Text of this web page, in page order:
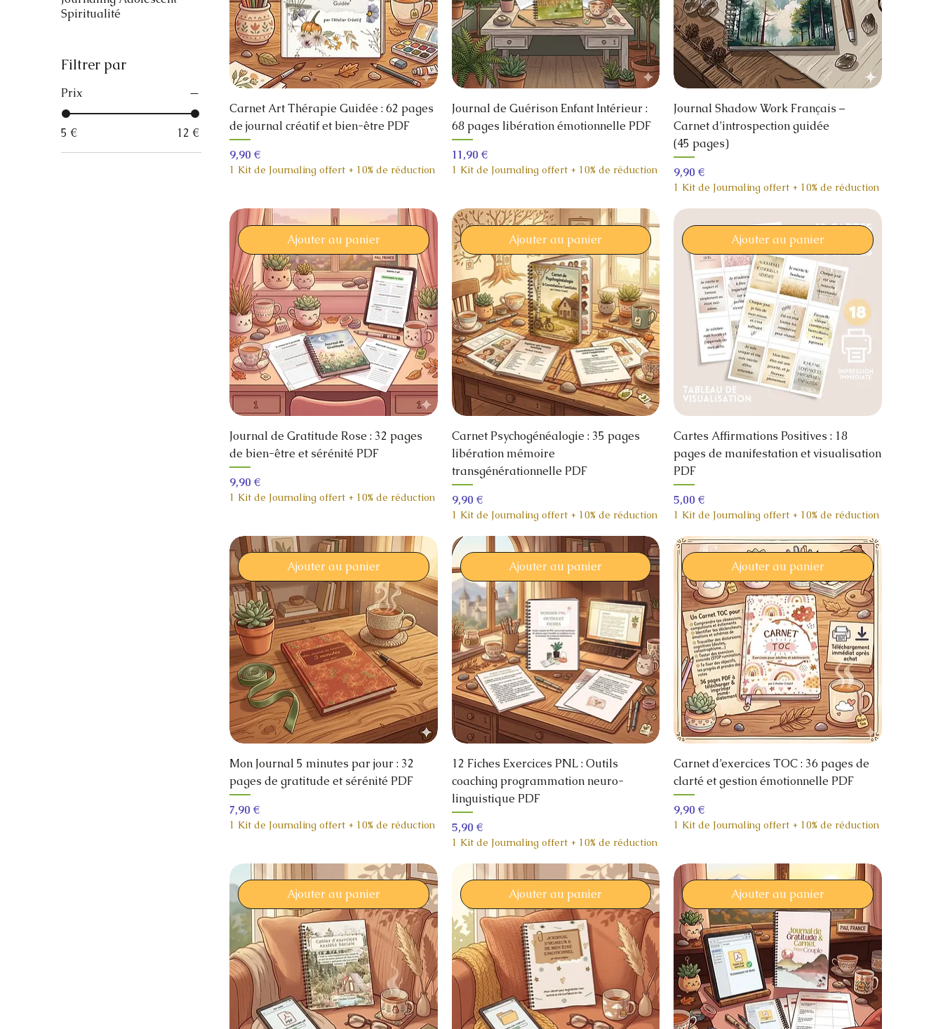
Spiritualité
Filtrer par
Prix
5 € 12 €
Carnet Art Thérapie Guidée : 62 pages
de journal créatif et bien-être PDF
Prix
9,90 €
1 Kit de Journaling offert + 10% de réduction
Journal de Guérison Enfant Intérieur :
68 pages libération émotionnelle PDF
Prix
11,90 €
1 Kit de Journaling offert + 10% de réduction
Journal Shadow Work Français –
Carnet d’introspection guidée
(45 pages)
Prix
9,90 €
1 Kit de Journaling offert + 10% de réduction
Ajouter au panier
Journal de Gratitude Rose : 32 pages
de bien-être et sérénité PDF
Prix
9,90 €
1 Kit de Journaling offert + 10% de réduction
Ajouter au panier
Carnet Psychogénéalogie : 35 pages
libération mémoire
transgénérationnelle PDF
Prix
9,90 €
1 Kit de Journaling offert + 10% de réduction
Ajouter au panier
Cartes Affirmations Positives : 18
pages de manifestation et visualisation
PDF
Prix
5,00 €
1 Kit de Journaling offert + 10% de réduction
Ajouter au panier
Mon Journal 5 minutes par jour : 32
pages de gratitude et sérénité PDF
Prix
7,90 €
1 Kit de Journaling offert + 10% de réduction
Ajouter au panier
12 Fiches Exercices PNL : Outils
coaching programmation neuro-
linguistique PDF
Prix
5,90 €
1 Kit de Journaling offert + 10% de réduction
Ajouter au panier
Carnet d’exercices TOC : 36 pages de
clarté et gestion émotionnelle PDF
Prix
9,90 €
1 Kit de Journaling offert + 10% de réduction
Ajouter au panier Ajouter au panier Ajouter au panier